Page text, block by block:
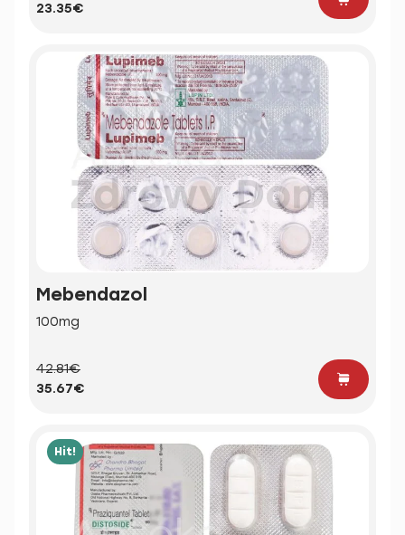
23.35€
Mebendazol
100mg
42.81€
35.67€
Hit!